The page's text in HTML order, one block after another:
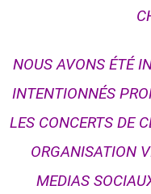
NOUS AVONS ÉTÉ
INTENTIONNÉS
LES CONCERTS DE
ORGANISATION
MEDIAS